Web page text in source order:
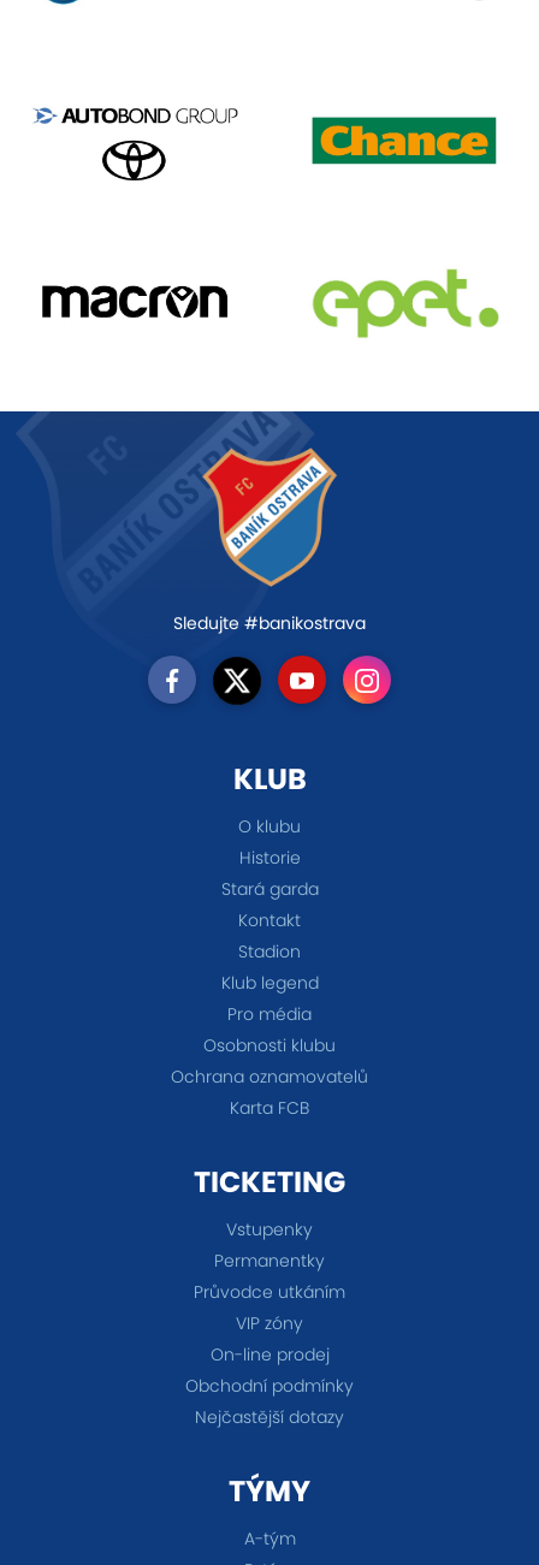
Sledujte #banikostrava
KLUB
O klubu
Historie
Stará garda
Kontakt
Stadion
Klub legend
Pro média
Osobnosti klubu
Ochrana oznamovatelů
Karta FCB
TICKETING
Vstupenky
Permanentky
Průvodce utkáním
VIP zóny
On-line prodej
Obchodní podmínky
Nejčastější dotazy
TÝMY
A-tým